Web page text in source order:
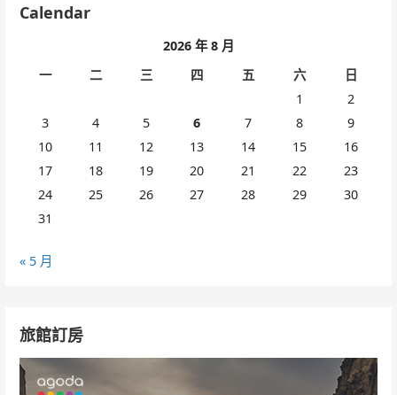
Calendar
2026 年 8 月
一
二 三 四 五 六
日
1
2
3
4 5 6 7 8
9
10
11 12 13 14 15
16
17
18 19 20 21 22
23
24
25 26 27 28 29
30
31
« 5 月
旅館訂房